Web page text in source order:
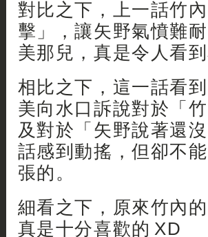
對比之下，上一話竹
擊」，讓矢野氣憤難
美那兒，真是令人看
相比之下，這一話看
美向水口訴說對於「
及對於「矢野說著還
話感到動搖，但卻不
張的。
細看之下，原來竹內
真是十分喜歡的 XD